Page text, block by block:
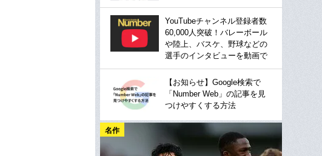
YouTubeチャンネル登録者数
60,000人突破！バレーボール
や陸上、バスケ、野球などの
選手のインタビューを動画で
【お知らせ】Google検索で
「Number Web」の記事を見
つけやすくする方法
名作